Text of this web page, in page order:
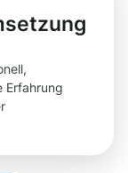
Erfahrung